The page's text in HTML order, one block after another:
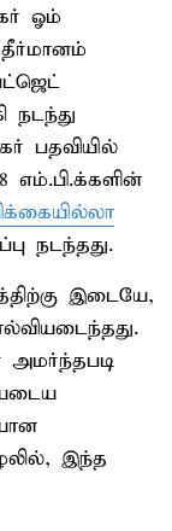
ஓம்
தீர்மானம்
நடந்து
பதவியில்
எம்.பி.க்களின்
நடந்தது.
இடையே,
இந்த